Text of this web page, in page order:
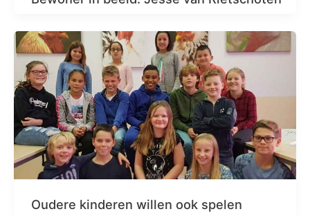
Oudere kinderen willen ook spelen